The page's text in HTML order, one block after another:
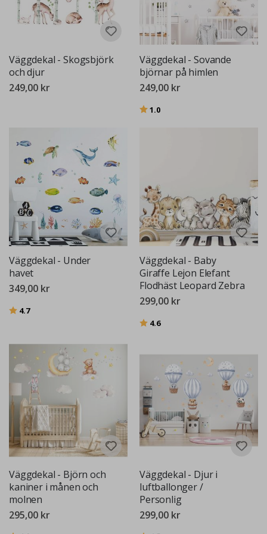
Väggdekal - Skogsbjörk
och djur
249,00 kr
Väggdekal - Sovande
björnar på himlen
249,00 kr
Betyg:
1.0
Väggdekal - Under
havet
349,00 kr
Betyg:
4.7utav 5 stjärnor
Väggdekal - Baby
Giraffe Lejon Elefant
Flodhäst Leopard Zebra
299,00 kr
Betyg:
4.6utav 5 stjärnor
Väggdekal - Björn och
kaniner i månen och
molnen
295,00 kr
Väggdekal - Djur i
luftballonger /
Personlig
299,00 kr